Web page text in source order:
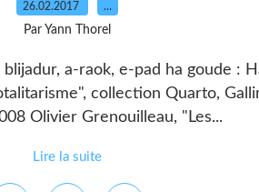
26.02.2017 …
Par Yann Thorel
a-raok, e-pad ha goude :
collection Quarto,
Olivier Grenouilleau, "Les...
Lire la suite